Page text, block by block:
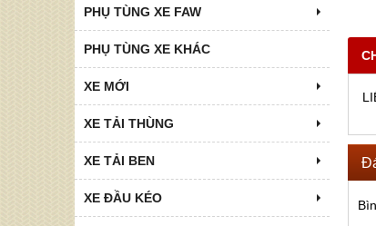
PHỤ TÙNG XE FAW
PHỤ TÙNG XE KHÁC
XE MỚI
XE TẢI THÙNG
XE TẢI BEN
XE ĐẦU KÉO